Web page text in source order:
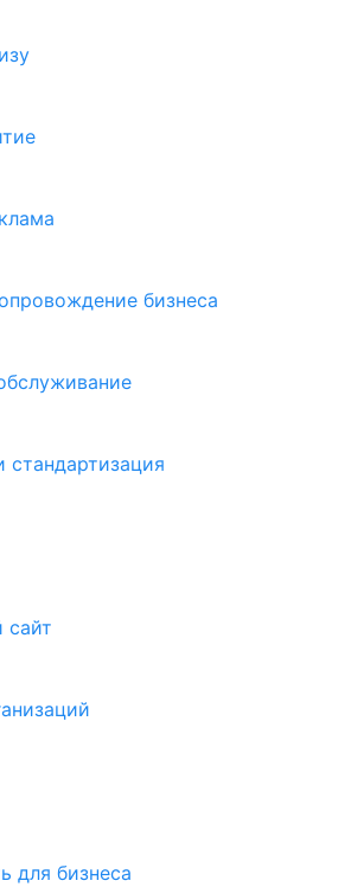
бизнеса
сайт
для бизнеса